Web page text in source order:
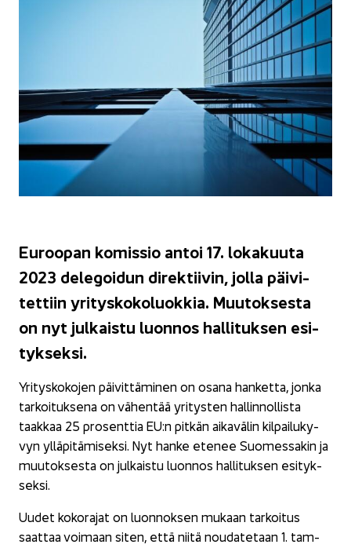
Eu­roo­pan ko­mis­sio antoi 17. lo­ka­kuu­ta
2023 de­le­goi­dun di­rek­tii­vin, jolla päi­vi­
tet­tiin yri­tys­ko­ko­luok­kia. Muu­tok­ses­ta
on nyt jul­kais­tu luon­nos hal­li­tuk­sen esi­
tyk­sek­si.
Yri­tys­ko­ko­jen päi­vit­tä­mi­nen on osana han­ket­ta, jonka
tar­koi­tuk­se­na on vä­hen­tää yri­tys­ten hal­lin­nol­lis­ta
taak­kaa 25 pro­sent­tia EU:n pit­kän ai­ka­vä­lin kil­pai­lu­ky­
vyn yl­lä­pi­tä­mi­sek­si. Nyt hanke ete­nee Suo­mes­sa­kin ja
muu­tok­ses­ta on jul­kais­tu luon­nos hal­li­tuk­sen esi­tyk­
sek­si.
Uudet ko­ko­ra­jat on luon­nok­sen mu­kaan tar­koi­tus
saat­taa voi­maan siten, että niitä nou­da­te­taan 1. tam­